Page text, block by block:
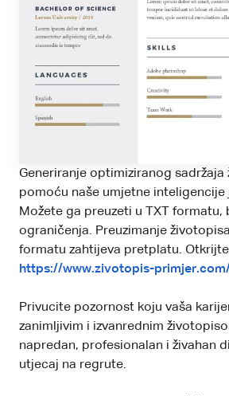
Generiranje optimiziranog sadržaja
pomoću naše umjetne inteligencije
Možete ga preuzeti u TXT formatu,
ograničenja. Preuzimanje
formatu zahtijeva pretplatu.
https://www.zivotopis-
Privucite pozornost koju vaša
zanimljivim i izvanrednim
napredan, profesionalan i živahan
utjecaj na regrute.